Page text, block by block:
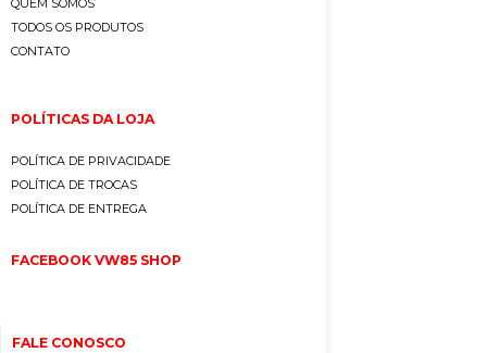
QUEM SOMOS
TODOS OS PRODUTOS
CONTATO
POLÍTICAS DA LOJA
POLÍTICA DE PRIVACIDADE
POLÍTICA DE TROCAS
POLÍTICA DE ENTREGA
FACEBOOK VW85 SHOP
FALE CONOSCO